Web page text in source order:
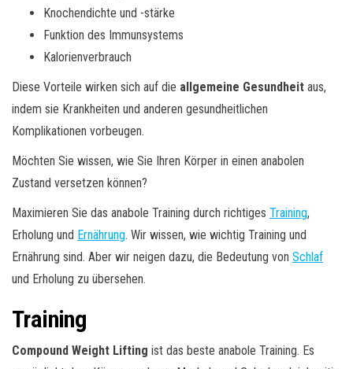
Knochendichte und -stärke
Funktion des Immunsystems
Kalorienverbrauch
Diese Vorteile wirken sich auf die allgemeine Gesundheit aus,
indem sie Krankheiten und anderen gesundheitlichen
Komplikationen vorbeugen.
Möchten Sie wissen, wie Sie Ihren Körper in einen anabolen
Zustand versetzen können?
Maximieren Sie das anabole Training durch richtiges Training,
Erholung und Ernährung. Wir wissen, wie wichtig Training und
Ernährung sind. Aber wir neigen dazu, die Bedeutung von Schlaf
und Erholung zu übersehen.
Training
Compound Weight Lifting ist das beste anabole Training. Es